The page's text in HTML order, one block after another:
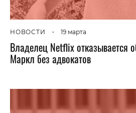
НОВОСТИ • 19 марта
Владелец Netflix отказывается
Маркл без адвокатов